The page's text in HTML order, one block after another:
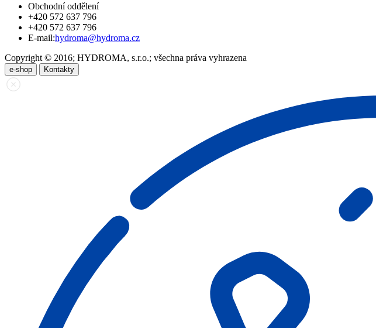
Obchodní oddělení
+420 572 637 796
+420 572 637 796
E-mail:hydroma@hydroma.cz
Copyright © 2016; HYDROMA, s.r.o.; všechna práva vyhrazena
e-shop Kontakty